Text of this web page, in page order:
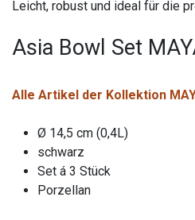
Leicht, robust und ideal für die
Asia Bowl Set
Alle Artikel der Kollektion
Ø 14,5 cm (0,4L)
schwarz
Set á 3 Stück
Porzellan